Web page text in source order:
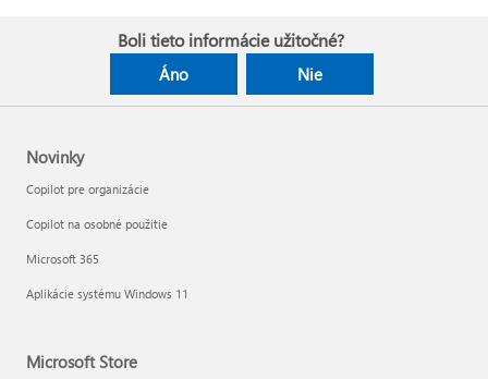
Boli tieto informácie užitočné?
Áno Nie
Novinky
Copilot pre organizácie
Copilot na osobné použitie
Microsoft 365
Aplikácie systému Windows 11
Microsoft Store